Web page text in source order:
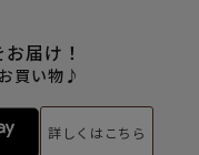
届け！
買い物♪
詳しくはこちら